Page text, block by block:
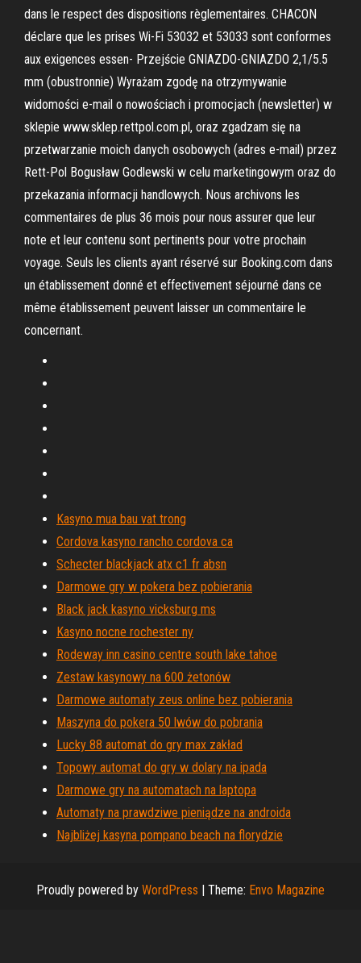
dans le respect des dispositions règlementaires. CHACON
déclare que les prises Wi-Fi 53032 et 53033 sont conformes
aux exigences essen- Przejście GNIAZDO-GNIAZDO 2,1/5.5
mm (obustronnie) Wyrażam zgodę na otrzymywanie
widomości e-mail o nowościach i promocjach (newsletter) w
sklepie www.sklep.rettpol.com.pl, oraz zgadzam się na
przetwarzanie moich danych osobowych (adres e-mail) przez
Rett-Pol Bogusław Godlewski w celu marketingowym oraz do
przekazania informacji handlowych. Nous archivons les
commentaires de plus 36 mois pour nous assurer que leur
note et leur contenu sont pertinents pour votre prochain
voyage. Seuls les clients ayant réservé sur Booking.com dans
un établissement donné et effectivement séjourné dans ce
même établissement peuvent laisser un commentaire le
concernant.
Kasyno mua bau vat trong
Cordova kasyno rancho cordova ca
Schecter blackjack atx c1 fr absn
Darmowe gry w pokera bez pobierania
Black jack kasyno vicksburg ms
Kasyno nocne rochester ny
Rodeway inn casino centre south lake tahoe
Zestaw kasynowy na 600 żetonów
Darmowe automaty zeus online bez pobierania
Maszyna do pokera 50 lwów do pobrania
Lucky 88 automat do gry max zakład
Topowy automat do gry w dolary na ipada
Darmowe gry na automatach na laptopa
Automaty na prawdziwe pieniądze na androida
Najbliżej kasyna pompano beach na florydzie
Proudly powered by WordPress | Theme: Envo Magazine